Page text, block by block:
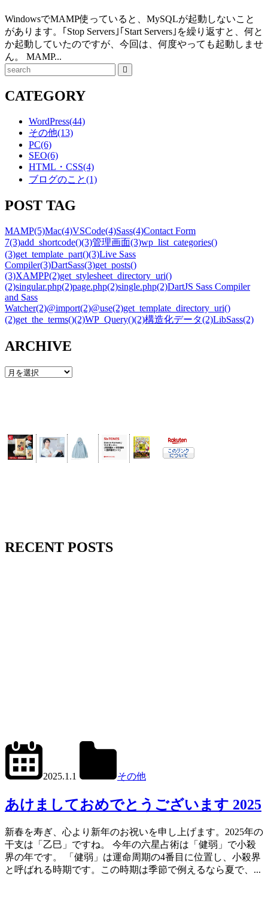
WindowsでMAMP使っていると、MySQLが起動しないこと
があります。｢Stop Servers｣｢Start Servers｣を繰り返すと、何と
か起動していたのですが、今回は、何度やっても起動しませ
ん。 MAMP...
CATEGORY
WordPress(44)
その他(13)
PC(6)
SEO(6)
HTML・CSS(4)
ブログのこと(1)
POST TAG
MAMP(5)Mac(4)VSCode(4)Sass(4)Contact Form
7(3)add_shortcode()(3)管理画面(3)wp_list_categories()
(3)get_template_part()(3)Live Sass
Compiler(3)DartSass(3)get_posts()
(3)XAMPP(2)get_stylesheet_directory_uri()
(2)singular.php(2)page.php(2)single.php(2)DartJS Sass Compiler
and Sass
Watcher(2)@import(2)@use(2)get_template_directory_uri()
(2)get_the_terms()(2)WP_Query()(2)構造化データ(2)LibSass(2)
ARCHIVE
RECENT POSTS
2025.1.1 その他
あけましておめでとうございます 2025
新春を寿ぎ、心より新年のお祝いを申し上げます。2025年の
干支は「乙巳」ですね。 今年の六星占術は「健弱」で小殺
界の年です。 「健弱」は運命周期の4番目に位置し、小殺界
と呼ばれる時期です。この時期は季節で例えるなら夏で、...